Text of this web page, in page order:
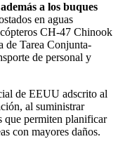
a los buques
en aguas
CH-47 Chinook
de Tarea Conjunta-
de personal y
de EEUU adscrito al
al suministrar
que permiten planificar
con mayores daños.